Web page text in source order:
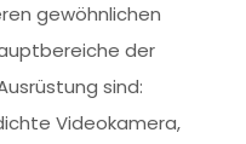
gewöhnlichen
der
sind:
Videokamera,